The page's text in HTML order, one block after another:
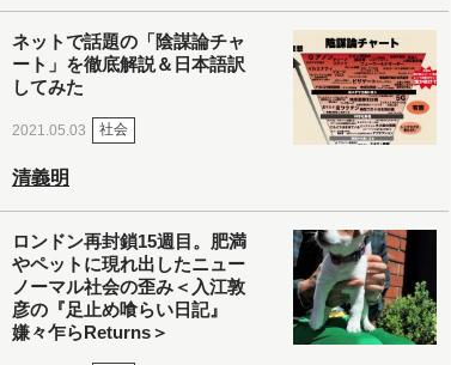
ネットで話題の「陰謀論チャ
ート」を徹底解説＆日本語訳
してみた
2021.05.03 社会
清義明
ロンドン再封鎖15週目。肥満
やペットに現れ出したニュー
ノーマル社会の歪み＜入江敦
彦の『足止め喰らい日記』
嫌々乍らReturns＞